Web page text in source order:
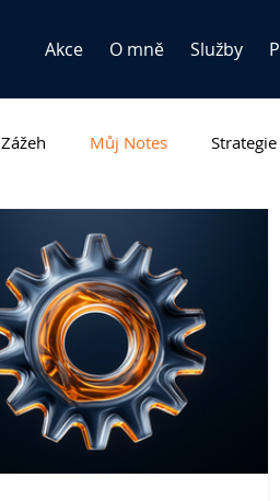
Akce O mně Služby
Zážeh Můj Notes Strategie